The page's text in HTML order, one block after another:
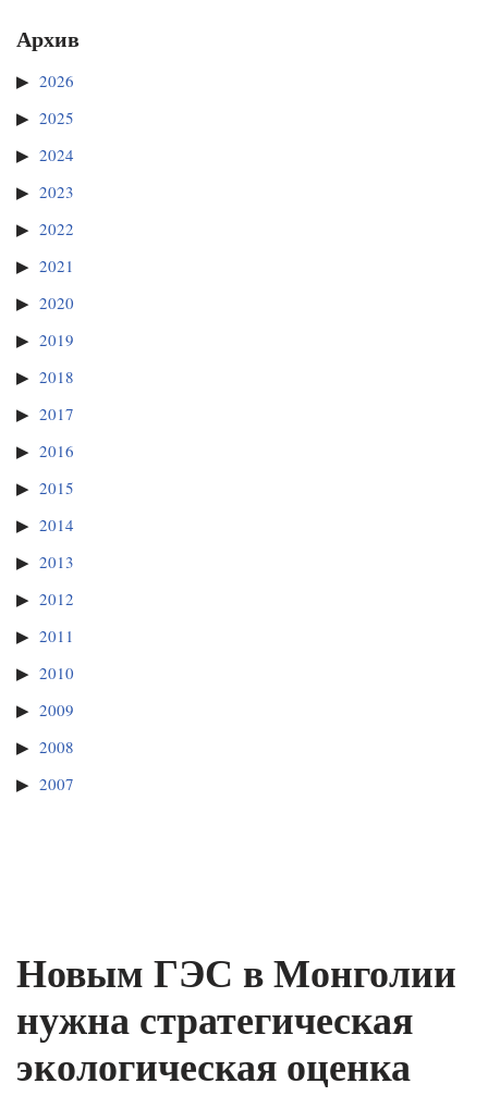
Архив
2026
2025
2024
2023
2022
2021
2020
2019
2018
2017
2016
2015
2014
2013
2012
2011
2010
2009
2008
2007
Новым ГЭС в Монголии
нужна стратегическая
экологическая оценка